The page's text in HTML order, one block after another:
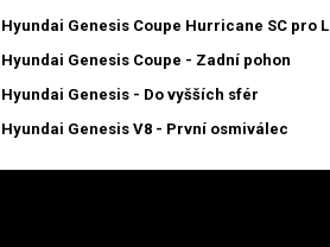
Hyundai Genesis Coupe Hurricane SC pro
Hyundai Genesis Coupe - Zadní pohon
Hyundai Genesis - Do vyšších sfér
Hyundai Genesis V8 - První osmiválec